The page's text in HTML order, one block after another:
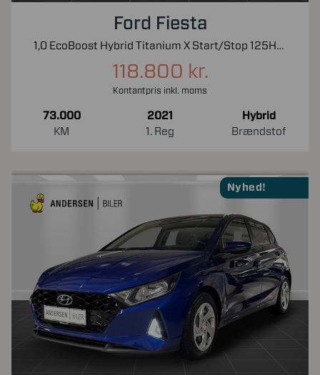
Ford Fiesta
1,0 EcoBoost Hybrid Titanium X Start/Stop 125HK 5d 6g
118.800 kr.
Kontantpris inkl. moms
73.000
KM
2021
1. Reg
Hybrid
Brændstof
Nyhed!